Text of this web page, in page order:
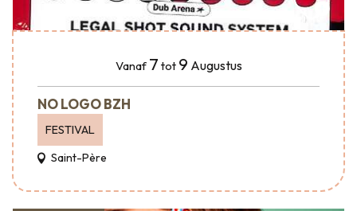
Vanaf 7 tot 9 Augustus
NO LOGO BZH
FESTIVAL
Saint-Père